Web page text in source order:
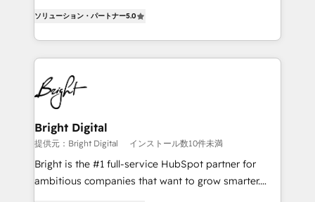
implementations for mid-market & enterprise
companies. We are woman-owned, powered by
coffee, and we ❤️ dogs. We produce award-winning
work for our clients. 🏆2023 Technical Expertise
Impact Award 🏆2022 Technical Expertise Impact
Award 🏆2022 Platform Migration Excellence Impact
Award 🏆2020 Elite Solutions Partner 🏆2019
Integrations HubSpot Impact Award 🏆2019
Marketing Enablement HubSpot Impact Award 🏆
2018 Website Design HubSpot Impact Award 🏆2017
ソリューション・パートナー5.0
Bright Digital
提供元：Bright Digital インストール数10件未満
Bright is the #1 full-service HubSpot partner for
ambitious companies that want to grow smarter.